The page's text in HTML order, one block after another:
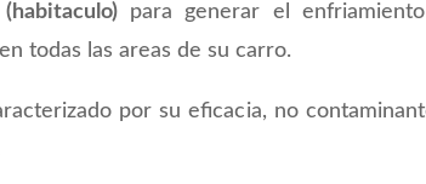
para generar el
todas las areas de su carro.
por su eficacia, no